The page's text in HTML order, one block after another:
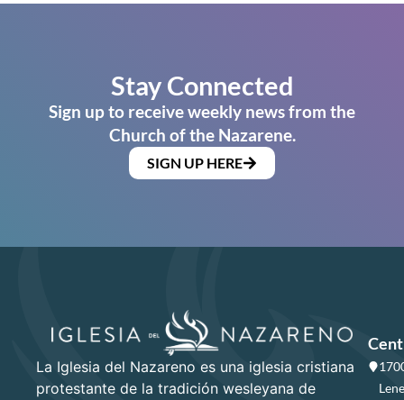
Stay Connected
Sign up to receive weekly news from the
Church of the Nazarene.
SIGN UP HERE
La Iglesia del Nazareno es una iglesia cristiana
protestante de la tradición wesleyana de